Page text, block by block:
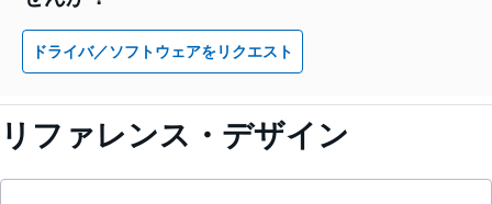
ドライバ／ソフトウェアをリクエスト
リファレンス・デザイン